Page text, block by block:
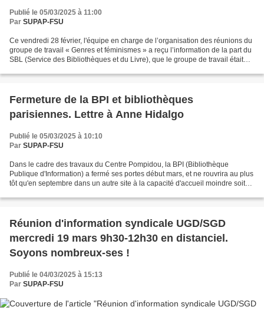
Publié le 05/03/2025 à 11:00
Par SUPAP-FSU
Ce vendredi 28 février, l'équipe en charge de l’organisation des réunions du
groupe de travail « Genres et féminismes » a reçu l’information de la part du
SBL (Service des Bibliothèques et du Livre), que le groupe de travail était
Fermeture de la BPI et bibliothèques
parisiennes. Lettre à Anne Hidalgo
Publié le 05/03/2025 à 10:10
Par SUPAP-FSU
Dans le cadre des travaux du Centre Pompidou, la BPI (Bibliothèque
Publique d'Information) a fermé ses portes début mars, et ne rouvrira au plus
tôt qu'en septembre dans un autre site à la capacité d'accueil moindre soit
Réunion d'information syndicale UGD/SGD
mercredi 19 mars 9h30-12h30 en distanciel.
Soyons nombreux-ses !
Publié le 04/03/2025 à 15:13
Par SUPAP-FSU